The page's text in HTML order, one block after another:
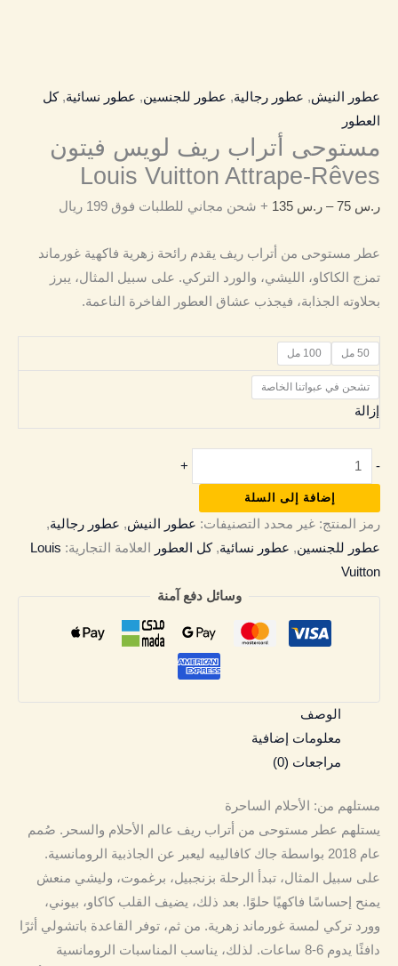
عطور النيش, عطور رجالية, عطور للجنسين, عطور نسائية,كل
العطور
مستوحى أتراب ريف لويس فيتون
Louis Vuitton Attrape-Rêves
ر.س – ر.س + شحن مجاني للطلبات فوق 199 ريال
عطر مستوحى من أتراب ريف يقدم رائحة زهرية فاكهية غورماند
تمزج الكاكاو، الليشي، والورد التركي. على سبيل المثال، يبرز
بحلاوته الجذابة، فيجذب عشاق العطور الفاخرة الناعمة.
50 مل 100 مل
تشحن في عبواتنا الخاصة
إزالة
-
+
إضافة إلى السلة
رمز المنتج: غير محدد التصنيفات: عطور النيش, عطور رجالية,
عطور للجنسين, عطور نسائية,كل العطور العلامة التجارية: Louis
Vuitton
وسائل دفع آمنة
الوصف
معلومات إضافية
مراجعات (0)
مستلهم من: الأحلام الساحرة
يستلهم عطر مستوحى من أتراب ريف عالم الأحلام والسحر. صُمم
عام 2018 بواسطة جاك كافالييه ليعبر عن الجاذبية الرومانسية.
على سبيل المثال، تبدأ الرحلة بزنجبيل، برغموت، وليشي منعش
يمنح إحساسًا فاكهيًا حلوًا. بعد ذلك، يضيف القلب كاكاو، بيوني،
وورد تركي لمسة غورماند زهرية. من ثم، توفر القاعدة باتشولي أثرًا
دافئًا يدوم 6-8 ساعات. لذلك، يناسب المناسبات الرومانسية